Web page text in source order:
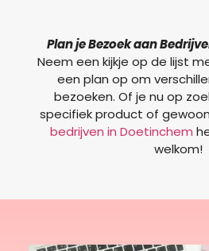
Plan je Bezoek aan
Neem een kijkje op de lijst
een plan op om
bezoeken. Of je nu op
specifiek product of
bedrijven in Doetinchem
welkom!